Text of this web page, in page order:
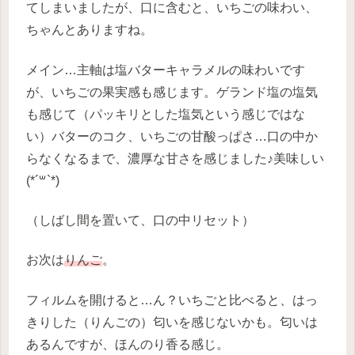
てしまいましたが、口に含むと、いちごの味わい、
ちゃんとありますね。
メイン…主軸は塩バターキャラメルの味わいです
が、いちごの果実感も感じます。ゲランド塩の塩気
も感じて（パッキリとした塩気という感じではな
い）バターのコク、いちごの甘酸っぱさ…口の中か
らなくなるまで、濃厚な甘さを感じました♪美味しい
(*´꒳`*)
（しばし間を置いて、口の中リセット）
お次はりんご。
フィルムを開けると…ん？いちごと比べると、はっ
きりした（りんごの）匂いを感じないかも。匂いは
あるんですが、ほんのり香る感じ。